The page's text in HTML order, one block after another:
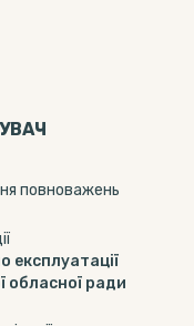
повноважень
експлуатації
обласної ради